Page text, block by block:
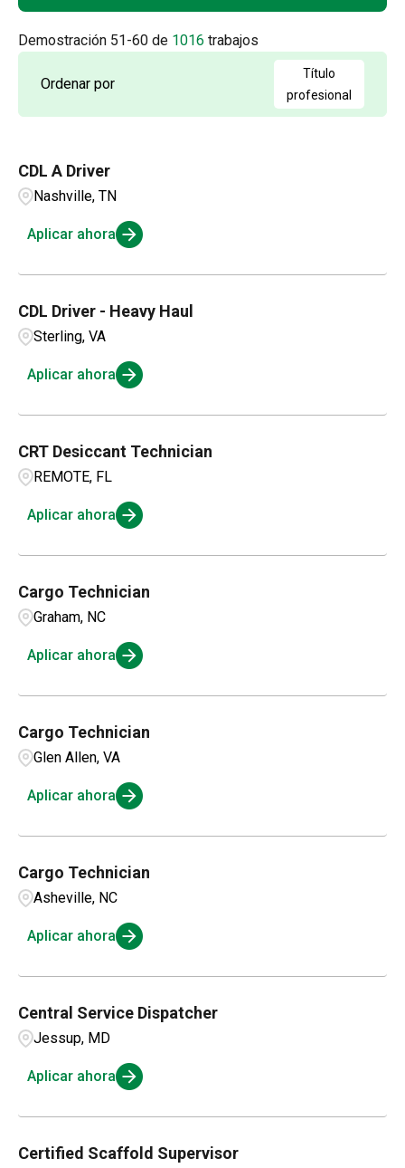
Arkansas
21
California 63
Connecticut
Albuquerque 2
Aldergrove 1
Amarillo
1
2
Business Intelligence
Compensation and Benefits
Compliance and Legal 1
Customer Service
Demostración 51 -60 de 1016 trabajos
Ordenar por
Título
profesional
CDL A Driver
Nashville, TN
Aplicar ahora
CDL Driver - Heavy Haul
Sterling, VA
Aplicar ahora
CRT Desiccant Technician
REMOTE, FL
Aplicar ahora
Cargo Technician
Graham, NC
Aplicar ahora
Cargo Technician
Glen Allen, VA
Aplicar ahora
Cargo Technician
Asheville, NC
Aplicar ahora
Central Service Dispatcher
Jessup, MD
Aplicar ahora
Certified Scaffold Supervisor